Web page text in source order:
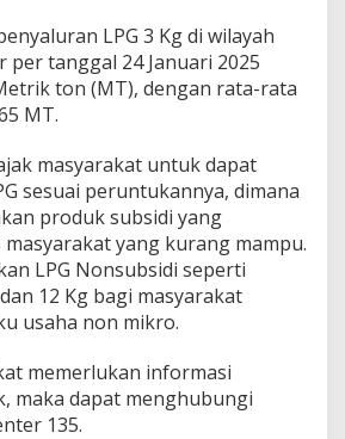
LPG 3 Kg di wilayah
per tanggal 24 Januari 2025
ton (MT), dengan rata-rata
MT.
masyarakat untuk dapat
sesuai peruntukannya, dimana
produk subsidi yang
yang kurang mampu.
LPG Nonsubsidi seperti
12 Kg bagi masyarakat
usaha non mikro.
memerlukan informasi
maka dapat menghubungi
135.